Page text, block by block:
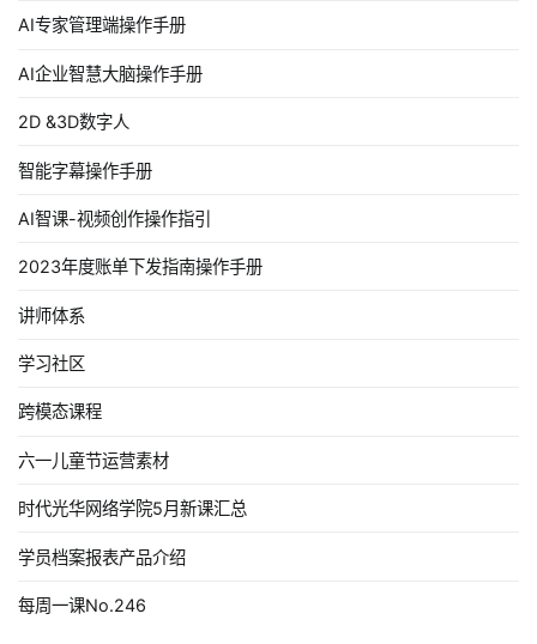
AI专家管理端操作手册
AI企业智慧大脑操作手册
2D &3D数字人
智能字幕操作手册
AI智课-视频创作操作指引
2023年度账单下发指南操作手册
讲师体系
学习社区
跨模态课程
六一儿童节运营素材
时代光华网络学院5月新课汇总
学员档案报表产品介绍
每周一课No.246